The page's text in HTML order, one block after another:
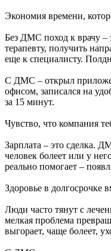
Экономия времени,
Без ДМС поход к врачу –
терапевту, получить
еще к специалисту.
С ДМС – открыл
офисом, записался на
за 15 минут.
Чувство, что компания
Зарплата – это сделка.
человек болеет или у
реально помогает –
Здоровье в долгосрочке
Люди часто тянут с
мелкая проблема
выгорает, чаще болеет,